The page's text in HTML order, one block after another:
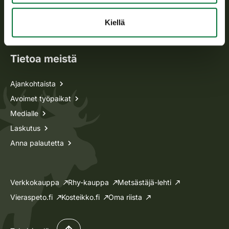
Kiellä
Tietoa meistä
Ajankohtaista
Avoimet työpaikat
Medialle
Laskutus
Anna palautetta
Verkkokauppa Rhy-kauppa
Metsästäjä-lehti
Vieraspeto.fi
Kosteikko.fi Oma riista